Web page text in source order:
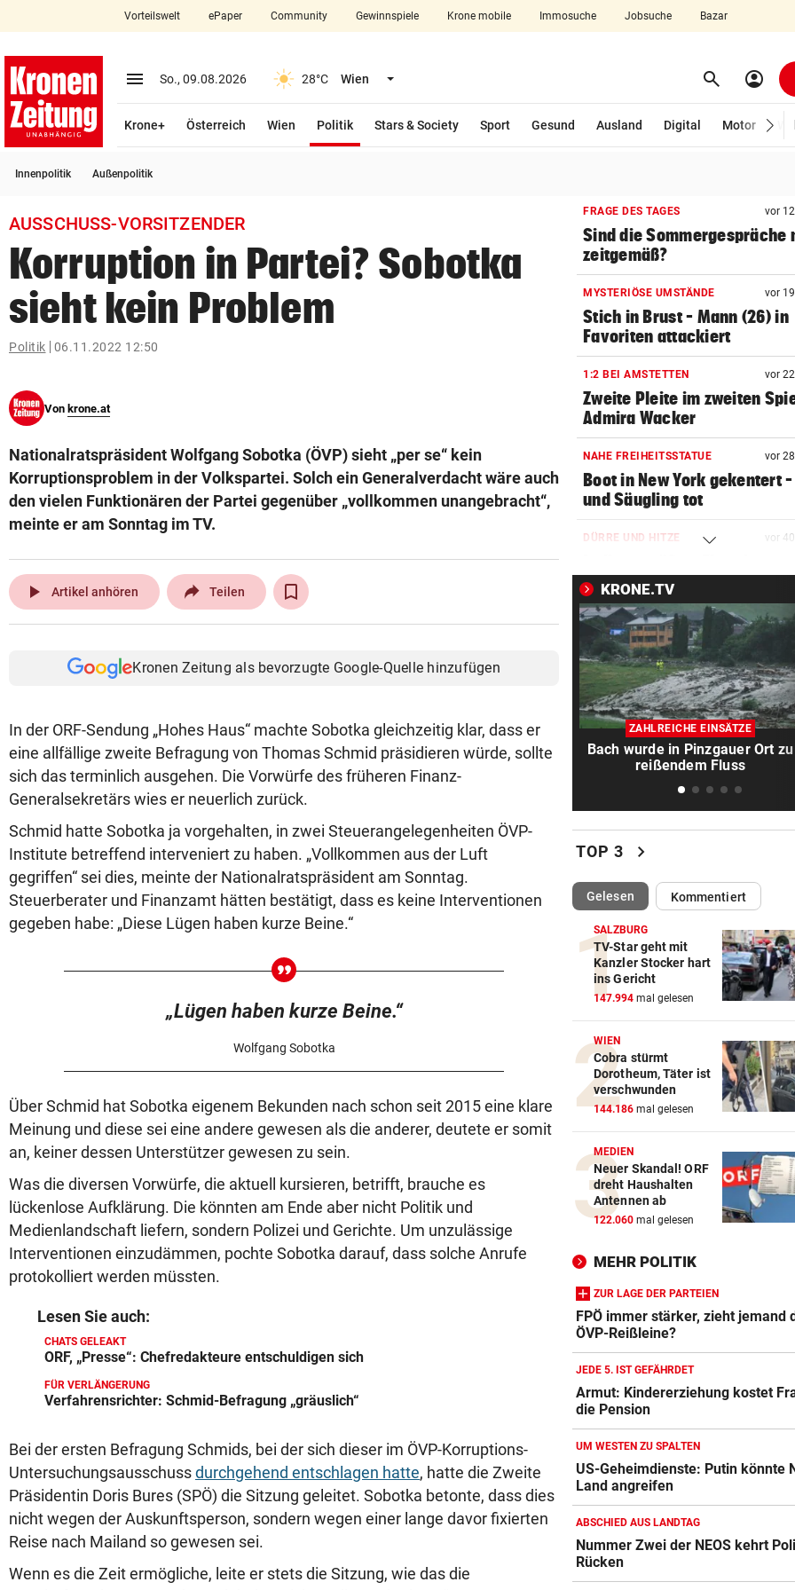
closeSchließen
account_circle Anmelden
arrow_right
bookmark
search
Suchbegriff
eingeben
© Krone Multimedia GmbH & Co KG 2026
Vorteilswelt ePaper Community Gewinnspiele Krone mobile Immosuche Jobsuche Bazar
menu Menü aufklappen
So., 09.08.2026 28°C Wien Menü aufklappen search Suchen
account_circle
Krone+ Österreich Wien Politik
Stars & Society
Sport Gesund Ausland Digital Motor
Innenpolitik Außenpolitik
AUSSCHUSS-VORSITZENDER
Korruption in Partei? Sobotka
sieht kein Problem
Politik 06.11.2022 12:50
Von krone.at
Nationalratspräsident Wolfgang Sobotka (ÖVP) sieht „per se“ kein
Korruptionsproblem in der Volkspartei. Solch ein Generalverdacht wäre auch
den vielen Funktionären der Partei gegenüber „vollkommen unangebracht“,
meinte er am Sonntag im TV.
play_arrow Artikel anhören Teilen
Kronen Zeitung als bevorzugte Google-Quelle hinzufügen
In der ORF-Sendung „Hohes Haus“ machte Sobotka gleichzeitig klar, dass er
eine allfällige zweite Befragung von Thomas Schmid präsidieren würde, sollte
sich das terminlich ausgehen. Die Vorwürfe des früheren Finanz-
Generalsekretärs wies er neuerlich zurück.
Schmid hatte Sobotka ja vorgehalten, in zwei Steuerangelegenheiten ÖVP-
Institute betreffend interveniert zu haben. „Vollkommen aus der Luft
gegriffen“ sei dies, meinte der Nationalratspräsident am Sonntag.
Steuerberater und Finanzamt hätten bestätigt, dass es keine Interventionen
gegeben habe: „Diese Lügen haben kurze Beine.“
„Lügen haben kurze Beine.“
Wolfgang Sobotka
Über Schmid hat Sobotka eigenem Bekunden nach schon seit 2015 eine klare
Meinung und diese sei eine andere gewesen als die anderer, deutete er somit
an, keiner dessen Unterstützer gewesen zu sein.
Was die diversen Vorwürfe, die aktuell kursieren, betrifft, brauche es
lückenlose Aufklärung. Die könnten am Ende aber nicht Politik und
Medienlandschaft liefern, sondern Polizei und Gerichte. Um unzulässige
Interventionen einzudämmen, pochte Sobotka darauf, dass solche Anrufe
protokolliert werden müssten.
Lesen Sie auch:
CHATS GELEAKT
ORF, „Presse“: Chefredakteure entschuldigen sich
FÜR VERLÄNGERUNG
Verfahrensrichter: Schmid-Befragung „gräuslich“
Bei der ersten Befragung Schmids, bei der sich dieser im ÖVP-Korruptions-
Untersuchungsausschussdurchgehend entschlagen hatte, hatte die Zweite
Präsidentin Doris Bures (SPÖ) die Sitzung geleitet. Sobotka betonte, dass dies
nicht wegen der Auskunftsperson, sondern wegen einer lange davor fixierten
Reise nach Mailand so gewesen sei.
Wenn es die Zeit ermögliche, leite er stets die Sitzung, wie das die
FRAGE DES TAGES vor
Sind die Sommergespräche
zeitgemäß?
MYSTERIÖSE UMSTÄNDE vor
Stich in Brust – Mann (26) in
Favoriten attackiert
1:2 BEI AMSTETTEN vor
Zweite Pleite im zweiten
Admira Wacker
NAHE FREIHEITSSTATUE vor
Boot in New York gekentert
und Säugling tot
DÜRRE UND HITZE vor
ein Rinnsal
AUF MARIAHILFER STRASSE vor 48
Mann mit Stanleymesser ins
Gesicht gestochen
DFB-PROFI PACKT AUS: vor
Nagelsmann? „Wie das 3
abgelaufen ist …“
Ö3-Star Gabi Hiller teilt
zuckersüße Baby-News
Schwammerlsucher in
Gelände gestürzt
NACH ANSTURM AUF CEUTA vor
Streit zwischen Rom und
Brunner vermittelt
FPÖ immer stärker, zieht
die ÖVP-Reißleine?
AM HEIMWEG
Fußgänger getötet: Lenker
flüchtet nach Unfall
SERIE GEHT WEITER
Säure-Einbrecher in Wien-
Ex-Prinz Andrew soll royales
Begräbnis erhalten
NACH „KRONE“-BERICHT
ORF beruhigt: „Meiste mehr
einen Empfangsweg“
„Katastrophal“: Benatia
mit Ex-Klub ab
WAREN ES JÄGER?
Frau entdeckte
ihrem Auto
KRONE.TV
ZAHLREICHE EINSÄTZE
Bach wurde in Pinzgauer Ort zu
reißendem Fluss
TOP 3 chevron_right
Gelesen(ausgewählt)Kommentiert
SALZBURG
TV-Star geht mit
Kanzler Stocker hart
ins Gericht
147.994 mal gelesen
WIEN
Cobra stürmt
Dorotheum, Täter ist
verschwunden
144.186 mal gelesen
MEDIEN
Neuer Skandal! ORF
dreht Haushalten
Antennen ab
122.060 mal gelesen
MEHR POLITIK
ZUR LAGE DER PARTEIEN
FPÖ immer stärker, zieht jemand
ÖVP-Reißleine?
JEDE 5. IST GEFÄHRDET
Armut: Kindererziehung kostet
die Pension
UM WESTEN ZU SPALTEN
US-Geheimdienste: Putin könnte
Land angreifen
ABSCHIED AUS LANDTAG
Nummer Zwei der NEOS kehrt
Rücken